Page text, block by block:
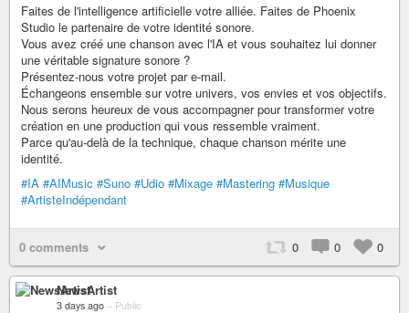
Faites de l'intelligence artificielle votre alliée. Faites de Phoenix
Studio le partenaire de votre identité sonore.
Vous avez créé une chanson avec l'IA et vous souhaitez lui donner
une véritable signature sonore ?
Présentez-nous votre projet par e-mail.
Échangeons ensemble sur votre univers, vos envies et vos objectifs.
Nous serons heureux de vous accompagner pour transformer votre
création en une production qui vous ressemble vraiment.
Parce qu'au-delà de la technique, chaque chanson mérite une
identité.
#IA #AIMusic #Suno #Udio #Mixage #Mastering #Musique
#ArtisteIndépendant
0 comments 0 0 0
NewsArtist
3 days ago – Public